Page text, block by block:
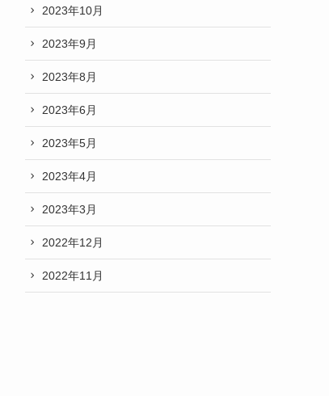
2023年10月
2023年9月
2023年8月
2023年6月
2023年5月
2023年4月
2023年3月
2022年12月
2022年11月